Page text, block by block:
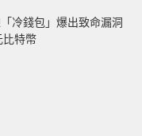
冷錢包」爆出致命漏洞
比特幣